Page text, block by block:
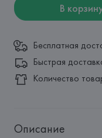
В
Бесплатная
Быстрая
Количество
Описание